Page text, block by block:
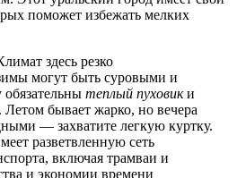
поможет избежать мелких
здесь резко
могут быть суровыми и
теплый пуховики
Летом бывает жарко, но вечера
— захватите легкую куртку.
разветвленную сеть
включая трамваи и
и экономии времени